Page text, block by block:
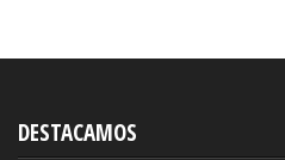
DESTACAMOS